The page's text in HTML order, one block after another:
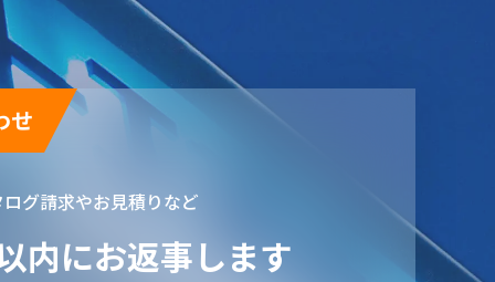
せ
グ請求やお見積りなど
内にお返事します